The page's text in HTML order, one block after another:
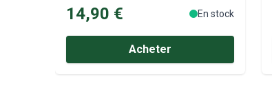
14,90 € En stock
Acheter